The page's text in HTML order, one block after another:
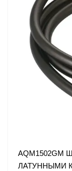
ЛАТУННЫМИ